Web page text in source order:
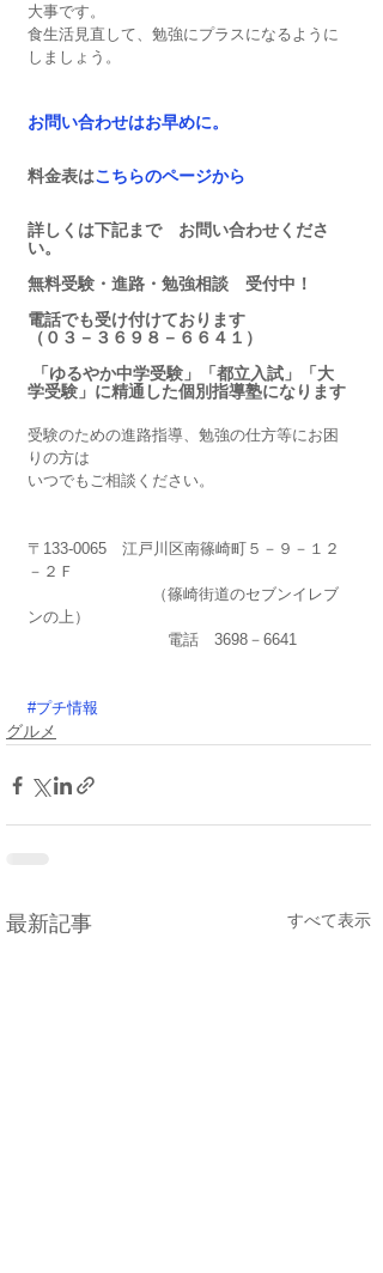
大事です。
食生活見直して、勉強にプラスになるように
しましょう。
お問い合わせはお早めに。
料金表はこちらのページから
詳しくは下記まで　お問い合わせくださ
い。
無料受験・進路・勉強相談　受付中！
電話でも受け付けております
（０３－３６９８－６６４１）
学受験」に精通した個別指導塾になります
受験のための進路指導、勉強の仕方等にお困
りの方は
いつでもご相談ください。
〒133-0065　江戸川区南篠崎町５－９－１２
－２Ｆ
（篠崎街道のセブンイレブ
ンの上）
電話　3698－6641
#プチ情報
グルメ
最新記事 すべて表示